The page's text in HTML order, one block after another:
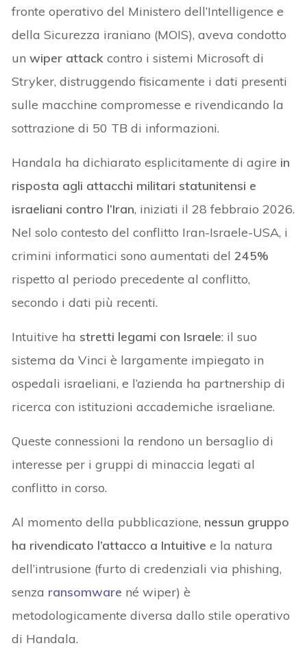
fronte operativo del Ministero dell’Intelligence e
della Sicurezza iraniano (MOIS), aveva condotto
unwiper attack contro i sistemi Microsoft di
Stryker, distruggendo fisicamente i dati presenti
sulle macchine compromesse e rivendicando la
sottrazione di 50 TB di informazioni.
Handala ha dichiarato esplicitamente di agire in
risposta agli attacchi militari statunitensi e
israeliani contro l’Iran, iniziati il 28 febbraio 2026.
Nel solo contesto del conflitto Iran-Israele-USA, i
crimini informatici sono aumentati del245%
rispetto al periodo precedente al conflitto,
secondo i dati più recenti.
Intuitive ha stretti legami con Israele: il suo
sistema da Vinci è largamente impiegato in
ospedali israeliani, e l’azienda ha partnership di
ricerca con istituzioni accademiche israeliane.
Queste connessioni la rendono un bersaglio di
interesse per i gruppi di minaccia legati al
conflitto in corso.
Al momento della pubblicazione, nessun gruppo
ha rivendicato l’attacco a Intuitive e la natura
dell’intrusione (furto di credenziali via phishing,
senza ransomware né wiper) è
metodologicamente diversa dallo stile operativo
di Handala.